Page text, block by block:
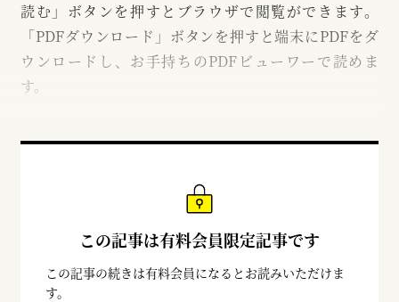
読む」ボタンを押すとブラウザで閲覧ができます。
「PDFダウンロード」ボタンを押すと端末にPDFをダ
ウンロードし、お手持ちのPDFビューワーで読めま
す。
この記事は有料会員限定記事です
この記事の続きは有料会員になるとお読みいただけま
す。